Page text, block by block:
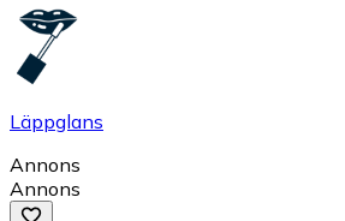
Läppglans
Annons
Annons